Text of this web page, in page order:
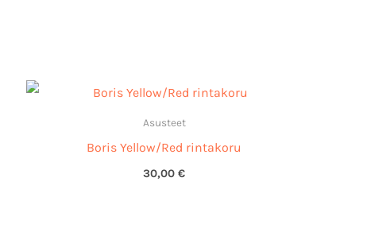
Asusteet
Boris Yellow/Red rintakoru
30,00€